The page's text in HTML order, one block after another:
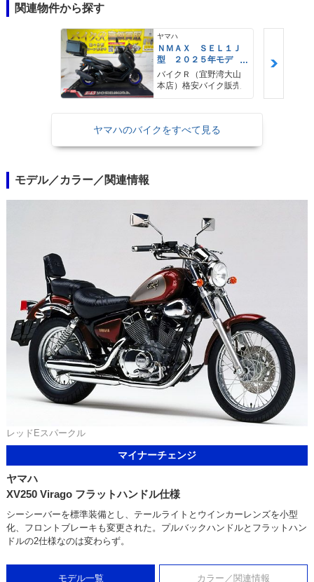
関連物件から探す
ヤマハ
ＮＭＡＸ ＳＥＬ１Ｊ
型 ２０２５年モデ
ル ＡＢＳ キーレ
ス リアキャリア リ
アＢＯＸ
バイクＲ（宜野湾大山
本店）格安バイク販売
ヤマハのバイクをすべて見る
モデル／カラー／関連情報
レッドEスパークル
マイナーチェンジ
ヤマハ
XV250 Virago フラットハンドル仕様
シーシーバーを標準装備とし、テールライトとウインカーレンズを小型
化、フロントブレーキも変更された。プルバックハンドルとフラットハン
ドルの2仕様なのは変わらず。
モデル一覧 カラー／関連情報